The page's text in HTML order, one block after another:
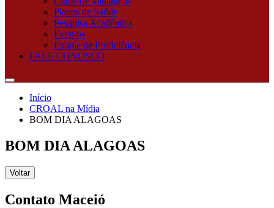
Planos de Saúde
Pesquisa Acadêmica
Eventos
Exame de Proficiência
FALE CONOSCO
Início
CROAL na Mídia
BOM DIA ALAGOAS
BOM DIA ALAGOAS
Voltar
Contato Maceió